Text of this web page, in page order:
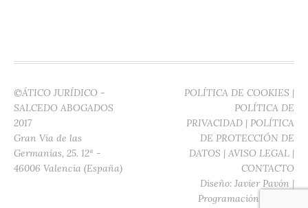
©ÁTICO JURÍDICO -
SALCEDO ABOGADOS
2017
Gran Vía de las
Germanías, 25. 12ª -
46006 Valencia (España)
POLÍTICA DE COOKIES |
POLÍTICA DE
PRIVACIDAD | POLÍTICA
DE PROTECCIÓN DE
DATOS | AVISO LEGAL |
CONTACTO
Diseño: Javier Pavón |
Programación: